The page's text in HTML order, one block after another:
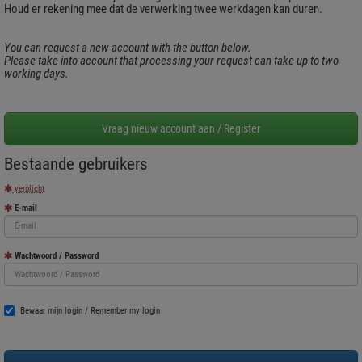
Houd er rekening mee dat de verwerking twee werkdagen kan duren.
You can request a new account with the button below.
Please take into account that processing your request can take up to two
working days.
Bestaande gebruikers
verplicht
E-mail
Wachtwoord / Password
Bewaar mijn login / Remember my login